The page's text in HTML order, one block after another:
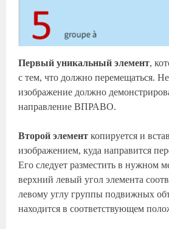
Первый уникальный элемент,
с тем, что должно перемещаться.
изображение должно
направление ВПРАВО.
Второй элемент копируется и
изображением, куда направится
Его следует разместить в нужном
верхний левый угол элемента
левому углу группы подвижных
находится в соответствующем